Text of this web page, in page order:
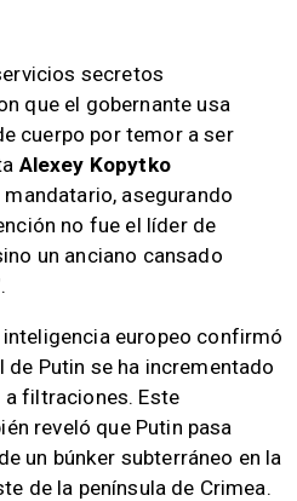
secretos
que el gobernante usa
cuerpo por temor a ser
Alexey Kopytko
asegurando
no fue el líder de
un anciano cansado
europeo confirmó
Putin se ha incrementado
filtraciones. Este
reveló que Putin pasa
un búnker subterráneo en la
de la península de Crimea.